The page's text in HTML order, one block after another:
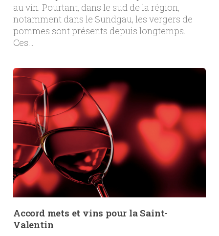
au vin. Pourtant, dans le sud de la région,
notamment dans le Sundgau, les vergers de
pommes sont présents depuis longtemps.
Ces…
Accord mets et vins pour la Saint-
Valentin